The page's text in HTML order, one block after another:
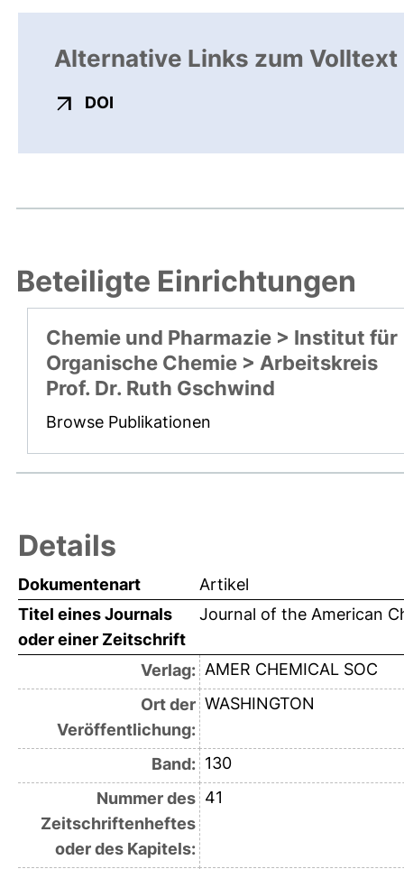
Alternative Links zum Volltext
DOI
Beteiligte Einrichtungen
Chemie und Pharmazie > Institut für
Organische Chemie > Arbeitskreis
Prof. Dr. Ruth Gschwind
Browse Publikationen
Details
Dokumentenart
Artikel
Titel eines Journals
oder einer Zeitschrift
Journal of the American
Verlag: AMER CHEMICAL SOC
Ort der
Veröffentlichung:
WASHINGTON
Band: 130
Nummer des
Zeitschriftenheftes
oder des Kapitels:
41